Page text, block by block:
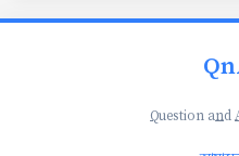
Question and